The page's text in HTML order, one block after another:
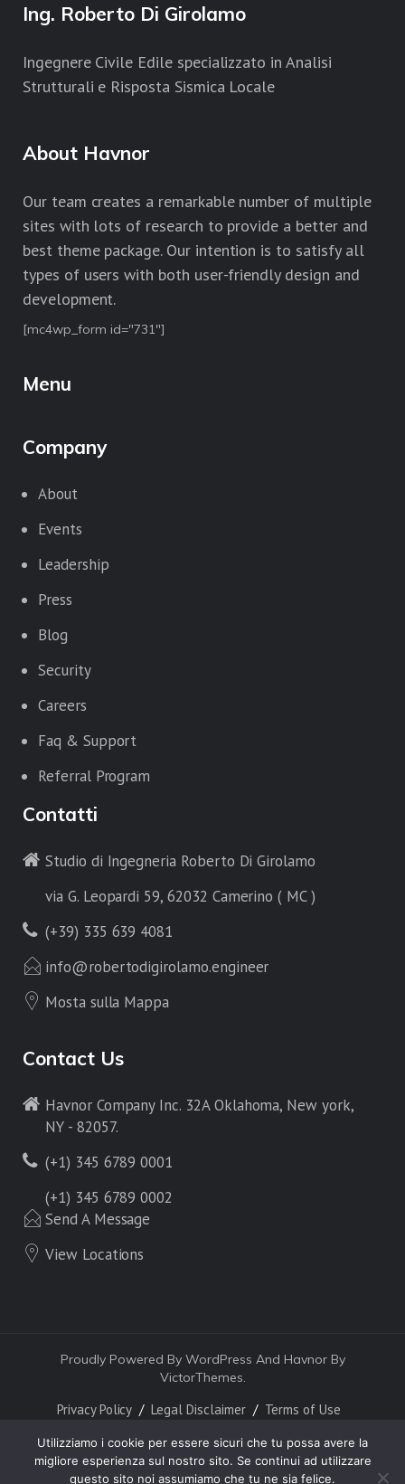
Ing. Roberto Di Girolamo
Ingegnere Civile Edile specializzato in Analisi
Strutturali e Risposta Sismica Locale
About Havnor
Our team creates a remarkable number of multiple
sites with lots of research to provide a better and
best theme package. Our intention is to satisfy all
types of users with both user-friendly design and
development.
[mc4wp_form id="731"]
Menu
Company
About
Events
Leadership
Press
Blog
Security
Careers
Faq & Support
Referral Program
Contatti
Studio di Ingegneria Roberto Di Girolamo
via G. Leopardi 59, 62032 Camerino ( MC )
(+39) 335 639 4081
info@robertodigirolamo.engineer
Mosta sulla Mappa
Contact Us
Havnor Company Inc. 32A Oklahoma, New york,
NY - 82057.
(+1) 345 6789 0001
(+1) 345 6789 0002
Send A Message
View Locations
Proudly Powered By WordPress And Havnor By
VictorThemes.
Privacy Policy Legal Disclaimer Terms of Use
Utilizziamo i cookie per essere sicuri che tu possa avere la
migliore esperienza sul nostro sito. Se continui ad utilizzare
questo sito noi assumiamo che tu ne sia felice.